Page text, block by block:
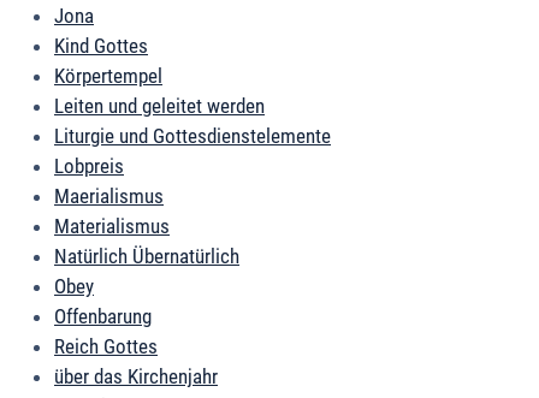
Jona
Kind Gottes
Körpertempel
Leiten und geleitet werden
Liturgie und Gottesdienstelemente
Lobpreis
Maerialismus
Materialismus
Natürlich Übernatürlich
Obey
Offenbarung
Reich Gottes
über das Kirchenjahr